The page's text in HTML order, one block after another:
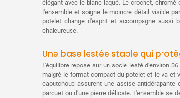
élégant avec le blanc laqué. Le crochet,
l'ensemble et soigne le moindre détail visible
potelet change d'esprit et accompagne aussi
chaleureuse.
Une base lestée stable qui
L'équilibre repose sur un socle lesté d'environ
malgré le format compact du potelet et le va-
caoutchouc assurent une assise antidérapante
parquet ou d'une pierre délicate. L'ensemble se